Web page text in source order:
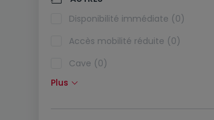
Climatisation (0)
Fibre optique (0)
Disponibilité immédiate (0)
Accès mobilité réduite (0)
Cave (0)
Grenier (0)
Ascenseur (2)
Plus